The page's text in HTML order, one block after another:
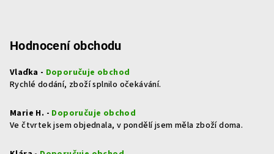
Hodnocení obchodu
Vlaďka - Doporučuje obchod
Rychlé dodání, zboží splnilo očekávání.
Marie H. - Doporučuje obchod
Ve čtvrtek jsem objednala, v pondělí jsem měla zboží doma.